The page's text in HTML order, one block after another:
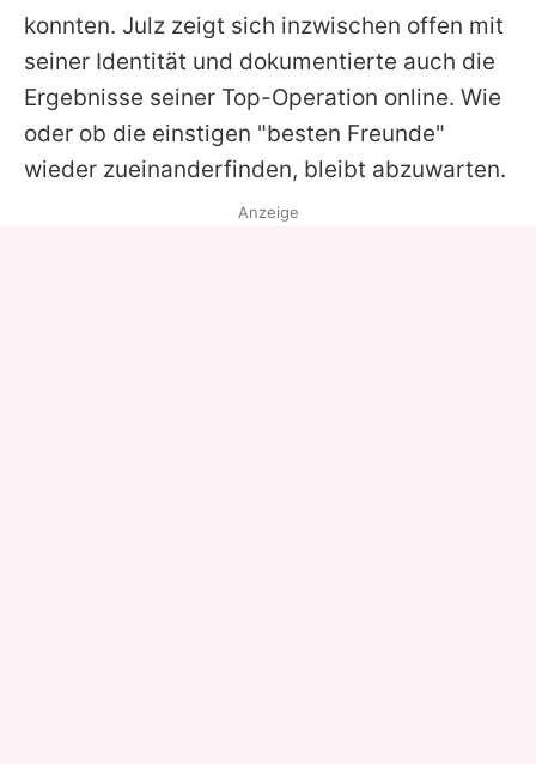
konnten. Julz zeigt sich inzwischen offen mit
seiner Identität und dokumentierte auch die
Ergebnisse seiner Top-Operation online. Wie
oder ob die einstigen "besten Freunde"
wieder zueinanderfinden, bleibt abzuwarten.
Anzeige